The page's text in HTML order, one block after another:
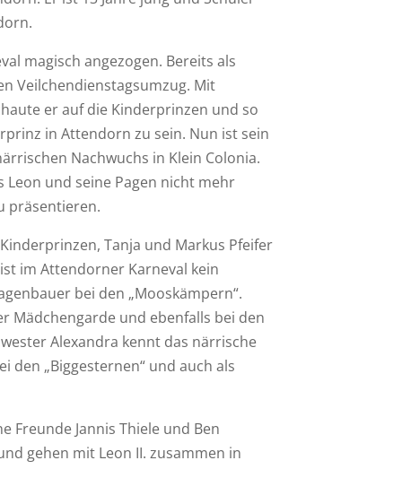
magisch angezogen. Bereits als
Veilchendienstagsumzug. Mit
er auf die Kinderprinzen und so
in Attendorn zu sein. Nun ist sein
Nachwuchs in Klein Colonia.
Leon und seine Pagen nicht mehr
präsentieren.
Tanja und Markus Pfeifer
im Attendorner Karneval kein
bei den „Mooskämpern“.
Mädchengarde und ebenfalls bei den
Alexandra kennt das närrische
den „Biggesternen“ und auch als
Freunde Jannis Thiele und Ben
gehen mit Leon II. zusammen in